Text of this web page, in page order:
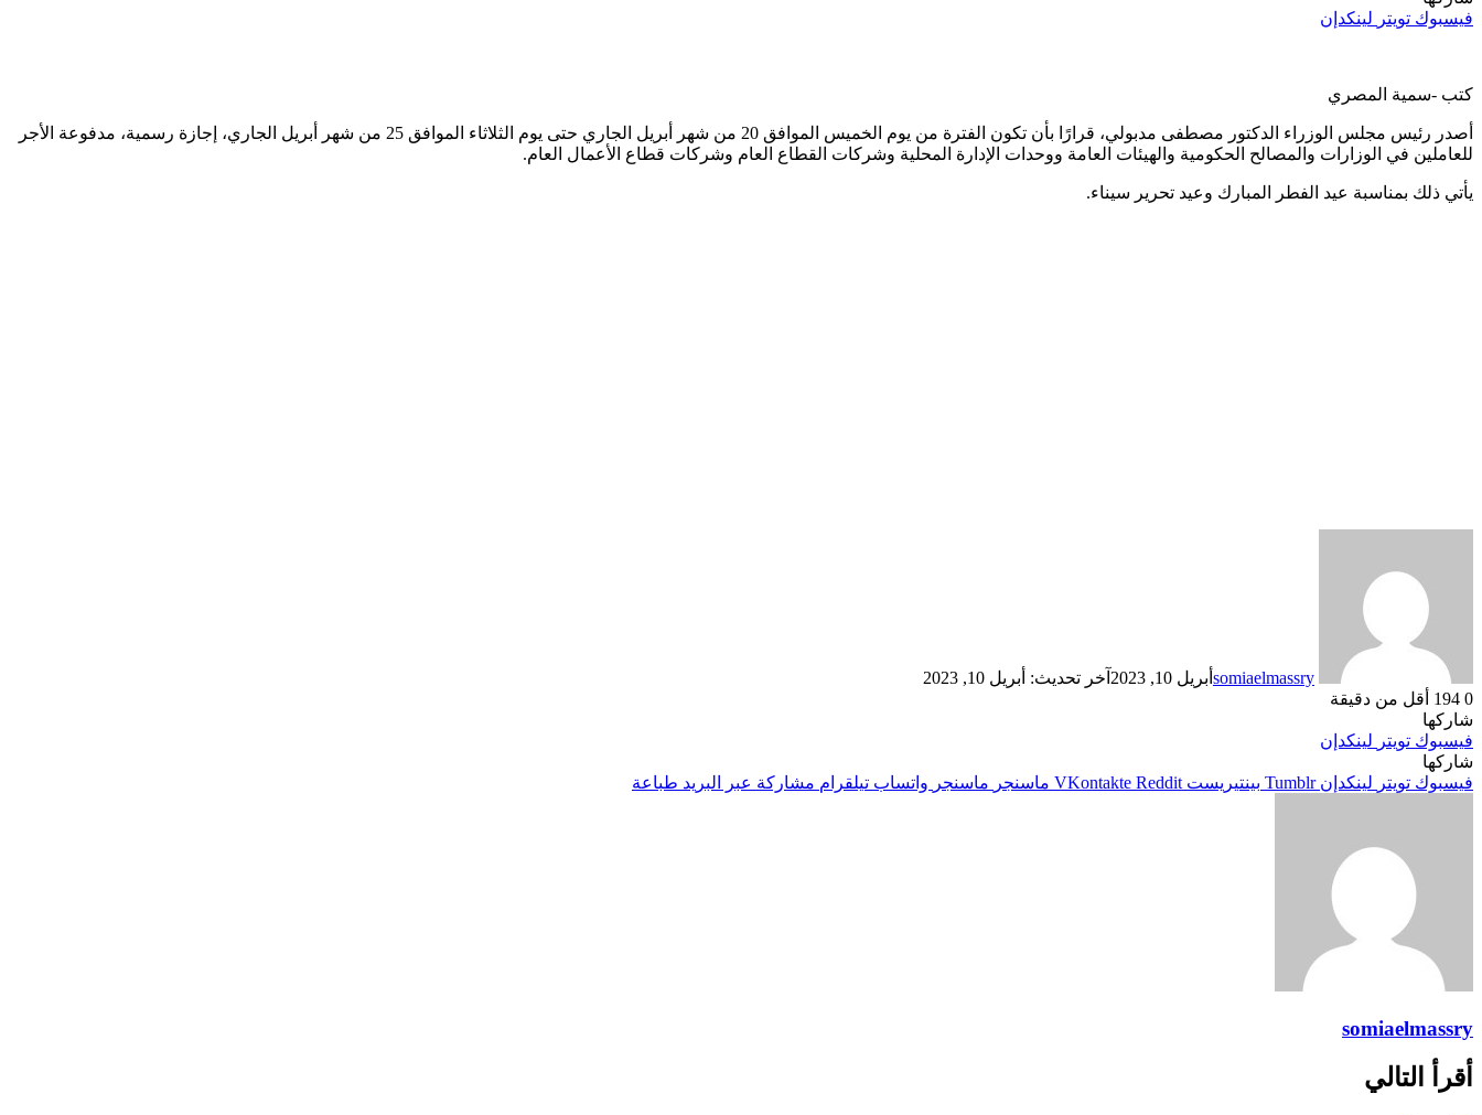
فيسبوك تويتر لينكدإن
كتب -سمية المصري
أصدر رئيس مجلس الوزراء الدكتور مصطفى مدبولي، قرارًا بأن تكون الفترة من يوم الخميس الموافق 20 من شهر أبريل الجاري حتى يوم الثلاثاء الموافق 25 من شهر أبريل الجاري، إجازة رسمية، مدفوعة الأجر
للعاملين في الوزارات والمصالح الحكومية والهيئات العامة ووحدات الإدارة المحلية وشركات القطاع العام وشركات قطاع الأعمال العام.
يأتي ذلك بمناسبة عيد الفطر المبارك وعيد تحرير سيناء.
somiaelmassry أبريل 10, 2023
آخر تحديث: أبريل 10, 2023
0
أقل من دقيقة
شاركها
فيسبوك تويتر لينكدإن
شاركها
فيسبوك تويتر لينكدإن بينتيريست ماسنجر ماسنجر واتساب تيلقرام مشاركة عبر البريد طباعة
somiaelmassry
أقرأ التالي